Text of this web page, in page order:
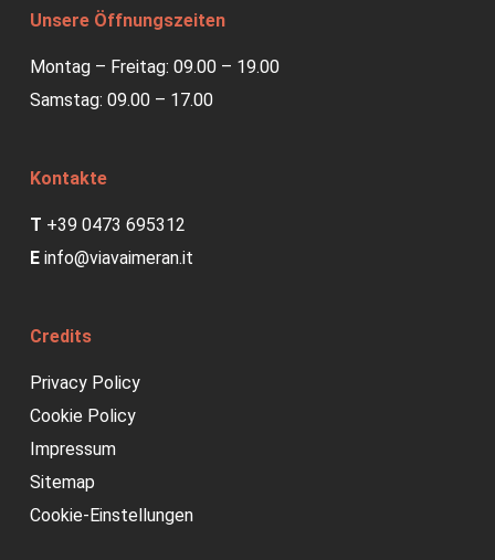
Unsere Öffnungszeiten
Montag – Freitag: 09.00 – 19.00
Samstag: 09.00 – 17.00
Kontakte
T +39 0473 695312
E info@viavaimeran.it
Credits
Privacy Policy
Cookie Policy
Impressum
Sitemap
Cookie-Einstellungen